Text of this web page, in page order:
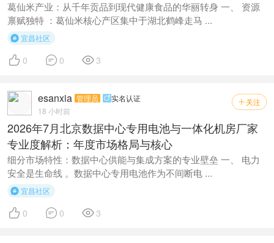
葛仙米产业：从千年贡品到现代健康食品的华丽转身 一、 资源
禀赋独特 ：葛仙米核心产区集中于湖北鹤峰走马 ...
宜昌社区
 0  0 3
 关注
esanxia 管理员 实名认证
18 小时前
2026年7月北京数据中心专用电池与一体化机房厂家
专业度解析：年度市场格局与核心
细分市场特性：数据中心供能与集成方案的专业壁垒 一、 电力
安全是生命线 。数据中心专用电池作为不间断电 ...
宜昌社区
 0  0 3